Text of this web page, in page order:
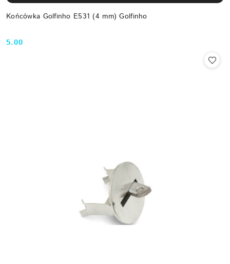
Końcówka Golfinho E531 (4 mm) Golfinho
Cena:
5.00